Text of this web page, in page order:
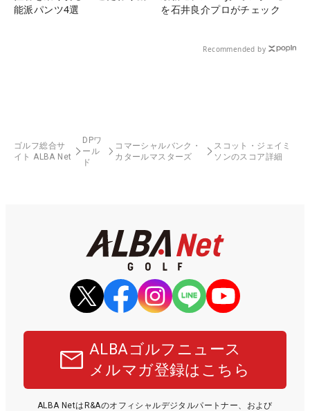
能派パンツ4選
を石井良介プロがチェック
Recommended by
ゴルフ総合サ
イト ALBA Net
DPワ
ール
ド
コマーシャルバンク・
カタールマスターズ
スコット・ジェイミ
ソンのスコア詳細
ALBAゴルフニュース
メルマガ登録はこちら
ALBA NetはR&Aのオフィシャルデジタルパートナー、および